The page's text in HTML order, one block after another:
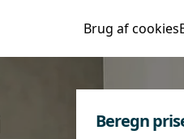
Brug af cookies
Beregn